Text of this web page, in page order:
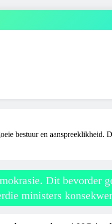
bestuur en aanspreeklikheid.
Dit bevorder
ministers